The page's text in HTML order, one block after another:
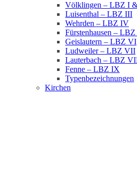
Völklingen – LBZ I
Luisenthal – LBZ III
Wehrden – LBZ IV
Fürstenhausen –
Geislautern – LBZ VI
Ludweiler – LBZ VII
Lauterbach – LBZ
Fenne – LBZ IX
Typenbezeichnungen
Kirchen